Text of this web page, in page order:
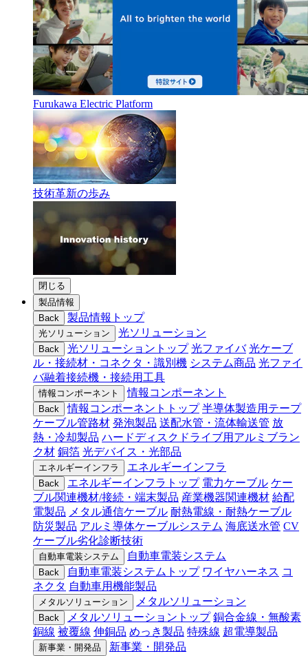
Furukawa Electric Platform
技術革新の歩み
閉じる
製品情報
Back
製品情報トップ
光ソリューション 光ソリューション
Back 光ソリューショントップ 光ファイバ 光ケーブ
ル・接続材・コネクタ・識別機 システム商品 光ファイ
バ融着接続機・接続用工具
情報コンポーネント 情報コンポーネント
Back 情報コンポーネントトップ 半導体製造用テープ
ケーブル管路材 発泡製品 送配水管・流体輸送管 放
熱・冷却製品 ハードディスクドライブ用アルミブラン
ク材 銅箔 光デバイス・光部品
エネルギーインフラ エネルギーインフラ
Back エネルギーインフラトップ 電力ケーブル ケー
ブル関連機材/接続・端末製品 産業機器関連機材 給配
電製品 メタル通信ケーブル 耐熱電線・耐熱ケーブル
防災製品 アルミ導体ケーブルシステム 海底送水管 CV
ケーブル劣化診断技術
自動車電装システム 自動車電装システム
Back 自動車電装システムトップ ワイヤハーネス コ
ネクタ 自動車用機能製品
メタルソリューション メタルソリューション
Back メタルソリューショントップ 銅合金線・無酸素
銅線 被覆線 伸銅品 めっき製品 特殊線 超電導製品
新事業・開発品 新事業・開発品